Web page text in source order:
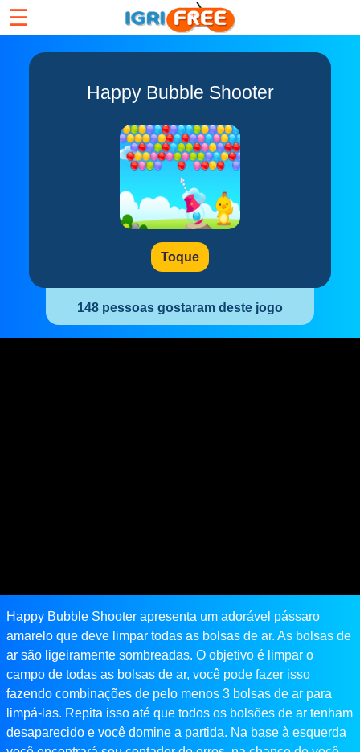
☰
Happy Bubble Shooter
Toque
148 pessoas gostaram deste jogo
Happy Bubble Shooter apresenta um adorável pássaro
amarelo que deve limpar todas as bolsas de ar. As bolsas de
ar são ligeiramente sombreadas. O objetivo é limpar o
campo de todas as bolsas de ar, você pode fazer isso
fazendo combinações de pelo menos 3 bolsas de ar para
limpá-las. Repita isso até que todos os bolsões de ar tenham
desaparecido e você domine a partida. Na base à esquerda